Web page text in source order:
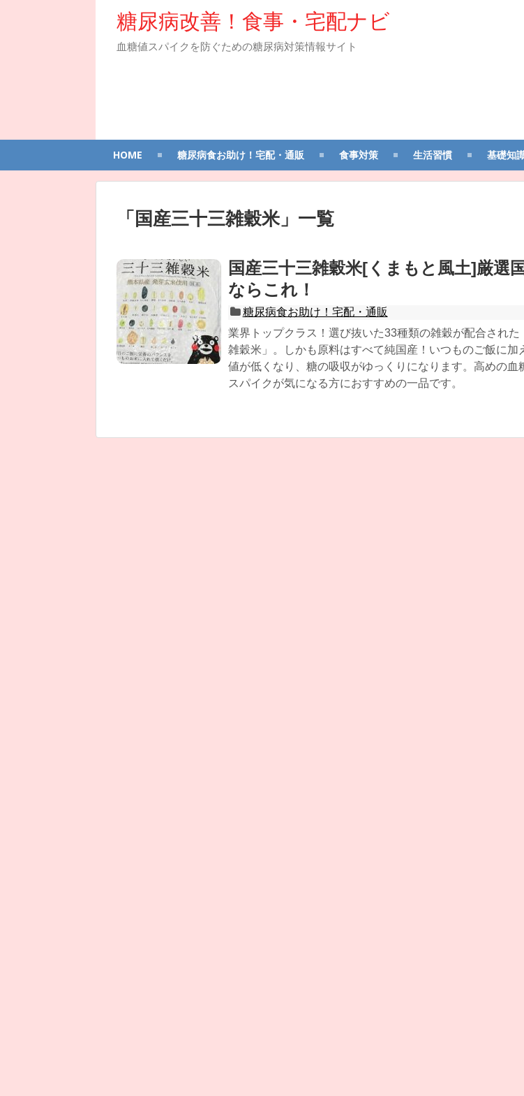
糖尿病改善！食事・宅配ナビ
血糖値スパイクを防ぐための糖尿病対策情報サイト
HOME 糖尿病食お助け！宅配・通販 食事対策 生活習慣 基礎知
「 国産三十三雑穀米」 一覧
国産三十三雑穀米[くまもと風土]厳選
ならこれ！
糖尿病食お助け！宅配・通販
業界トップクラス！選び抜いた33種類の雑穀が配合された
雑穀米」。しかも原料はすべて純国産！いつものご飯に加
値が低くなり、糖の吸収がゆっくりになります。高めの血
スパイクが気になる方におすすめの一品です。